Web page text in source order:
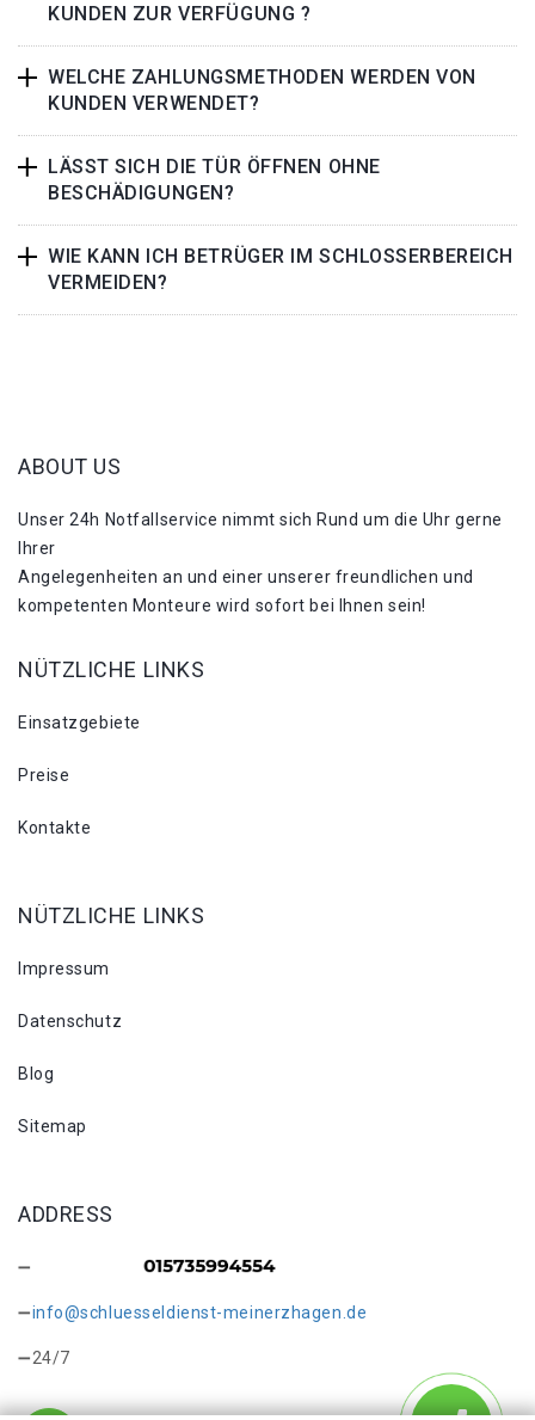
KUNDEN ZUR VERFÜGUNG ?
WELCHE ZAHLUNGSMETHODEN WERDEN VON
KUNDEN VERWENDET?
LÄSST SICH DIE TÜR ÖFFNEN OHNE
BESCHÄDIGUNGEN?
WIE KANN ICH BETRÜGER IM SCHLOSSERBEREICH
VERMEIDEN?
ABOUT US
Unser 24h Notfallservice nimmt sich Rund um die Uhr gerne
Ihrer
Angelegenheiten an und einer unserer freundlichen und
kompetenten Monteure wird sofort bei Ihnen sein!
NÜTZLICHE LINKS
Einsatzgebiete
Preise
Kontakte
NÜTZLICHE LINKS
Impressum
Datenschutz
Blog
Sitemap
ADDRESS
info@schluesseldienst-meinerzhagen.de
24/7